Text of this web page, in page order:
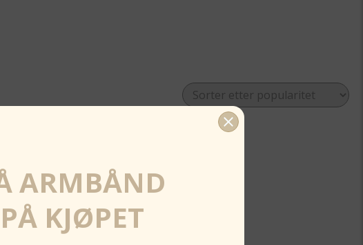
ARMBÅND
PÅ KJØPET